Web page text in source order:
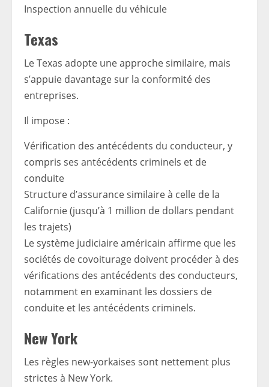
Inspection annuelle du véhicule
Texas
Le Texas adopte une approche similaire, mais
s’appuie davantage sur la conformité des
entreprises.
Il impose :
Vérification des antécédents du conducteur, y
compris ses antécédents criminels et de
conduite
Structure d’assurance similaire à celle de la
Californie (jusqu’à 1 million de dollars pendant
les trajets)
Le système judiciaire américain affirme que les
sociétés de covoiturage doivent procéder à des
vérifications des antécédents des conducteurs,
notamment en examinant les dossiers de
conduite et les antécédents criminels.
New York
Les règles new-yorkaises sont nettement plus
strictes à New York.